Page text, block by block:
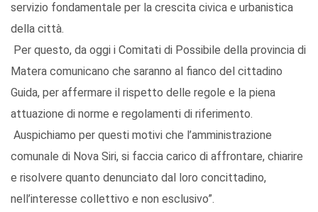
servizio fondamentale per la crescita civica e urbanistica
della città.
Per questo, da oggi i Comitati di Possibile della provincia di
Matera comunicano che saranno al fianco del cittadino
Guida, per affermare il rispetto delle regole e la piena
attuazione di norme e regolamenti di riferimento.
Auspichiamo per questi motivi che l’amministrazione
comunale di Nova Siri, si faccia carico di affrontare, chiarire
e risolvere quanto denunciato dal loro concittadino,
nell’interesse collettivo e non esclusivo”.